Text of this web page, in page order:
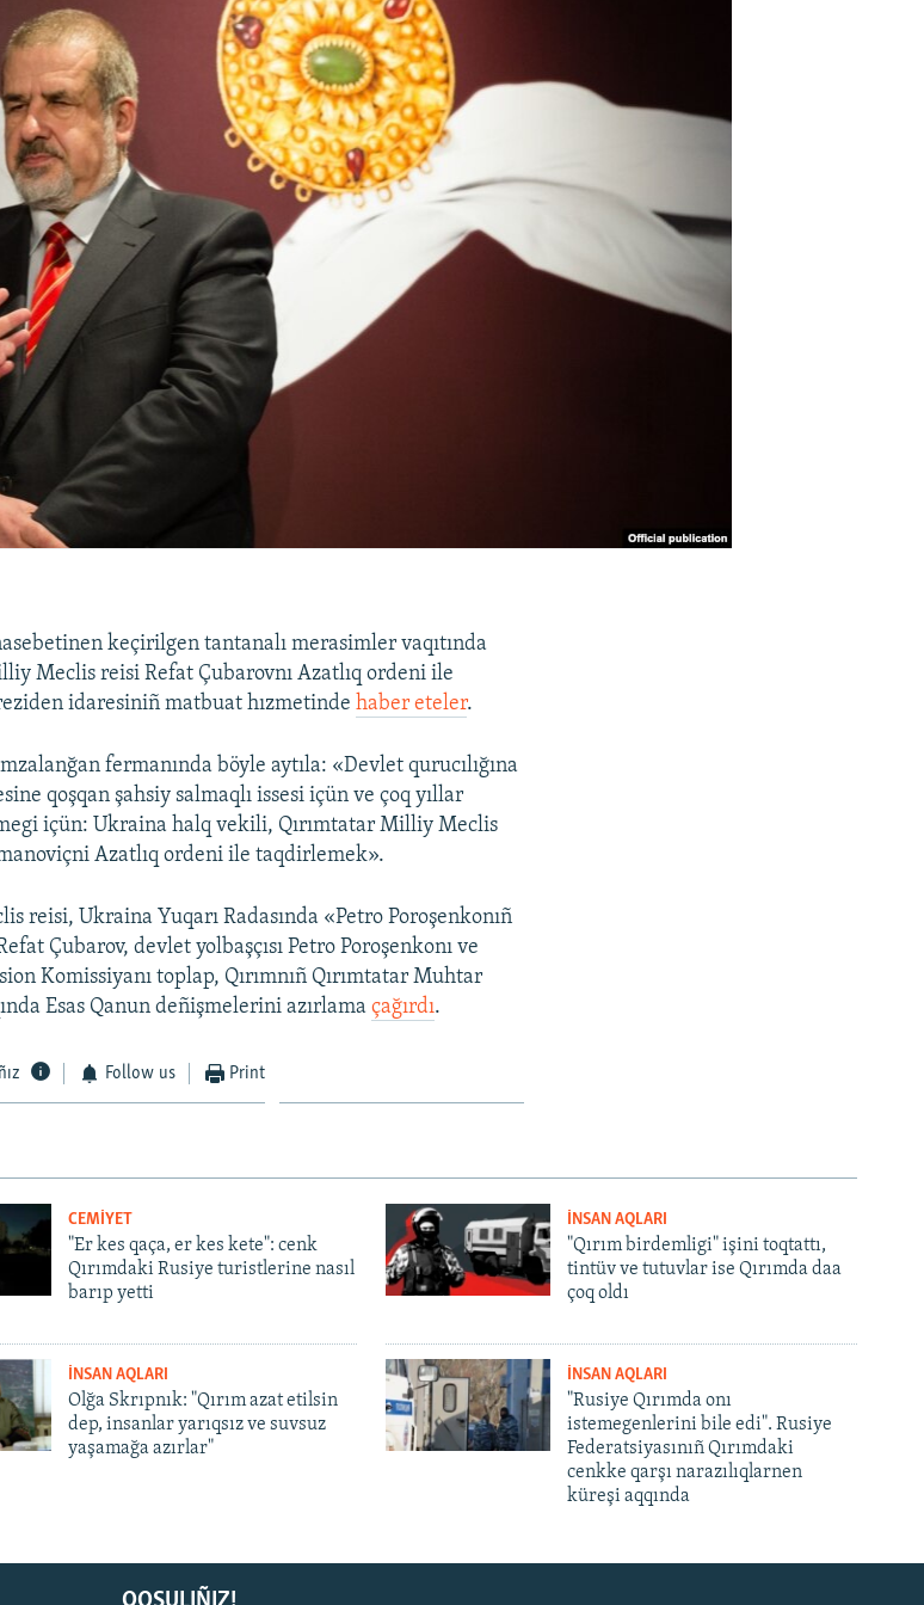
keçirilgen tantanalı merasimler vaqıtında
Meclis reisi Refat Çubarovnı Azatlıq ordeni ile
idaresiniñ matbuat hızmetindehaber eteler.
fermanında böyle aytıla: «Devlet qurucılığına
qoşqan şahsiy salmaqlı issesi içün ve çoq yıllar
içün: Ukraina halq vekili, Qırımtatar Milliy Meclis
Azatlıq ordeni ile taqdirlemek».
reisi, Ukraina Yuqarı Radasında «Petro Poroşenkonıñ
Çubarov, devlet yolbaşçısı Petro Poroşenkonı ve
Komissiyanı toplap, Qırımnıñ Qırımtatar Muhtar
Esas Qanun deñişmelerini azırlamaçağırdı.
Follow us Print
CEMİYET
"Er kes qaça, er kes kete": cenk
Qırımdaki Rusiye turistlerine nasıl
barıp yetti
İNSAN AQLARI
"Qırım birdemligi" işini toqtattı,
tintüv ve tutuvlar ise Qırımda daa
çoq oldı
İNSAN AQLARI
Olğa Skrıpnık: "Qırım azat etilsin
dep, insanlar yarıqsız ve suvsuz
yaşamağa azırlar"
İNSAN AQLARI
"Rusiye Qırımda onı
istemegenlerini bile edi". Rusiye
Federatsiyasınıñ Qırımdaki
cenkke qarşı narazılıqlarnen
küreşi aqqında